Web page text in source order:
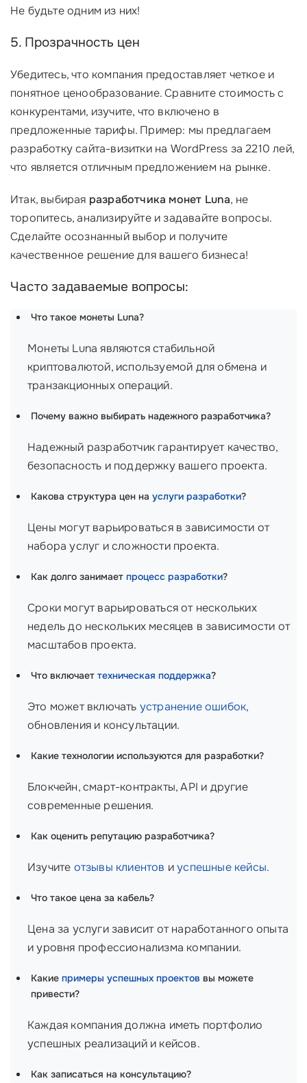
Не будьте одним из них!
5. Прозрачность цен
Убедитесь, что компания предоставляет четкое и
понятное ценообразование. Сравните стоимость с
конкурентами, изучите, что включено в
предложенные тарифы. Пример: мы предлагаем
разработку сайта-визитки на WordPress за 2210 лей,
что является отличным предложением на рынке.
Итак, выбирая разработчика монет Luna, не
торопитесь, анализируйте и задавайте вопросы.
Сделайте осознанный выбор и получите
качественное решение для вашего бизнеса!
Часто задаваемые вопросы:
Что такое монеты Luna?
Монеты Luna являются стабильной
криптовалютой, используемой для обмена и
транзакционных операций.
Почему важно выбирать надежного разработчика?
Надежный разработчик гарантирует качество,
безопасность и поддержку вашего проекта.
Какова структура цен на услуги разработки?
Цены могут варьироваться в зависимости от
набора услуг и сложности проекта.
Как долго занимает процесс разработки?
Сроки могут варьироваться от нескольких
недель до нескольких месяцев в зависимости от
масштабов проекта.
Что включает техническая поддержка?
Это может включать устранение ошибок,
обновления и консультации.
Какие технологии используются для разработки?
Блокчейн, смарт-контракты, API и другие
современные решения.
Как оценить репутацию разработчика?
Изучите отзывы клиентов иуспешные кейсы.
Что такое цена за кабель?
Цена за услуги зависит от наработанного опыта
и уровня профессионализма компании.
Какие примеры успешных проектов вы можете
привести?
Каждая компания должна иметь портфолио
успешных реализаций и кейсов.
Как записаться на консультацию?